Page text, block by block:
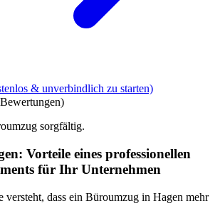
& unverbindlich zu starten)
sorgfältig.
Vorteile eines professionellen
für Ihr Unternehmen
dass ein Büroumzug in Hagen mehr